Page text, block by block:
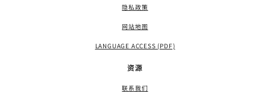
隐私政策
网站地图
LANGUAGE ACCESS (PDF)
资源
联系我们